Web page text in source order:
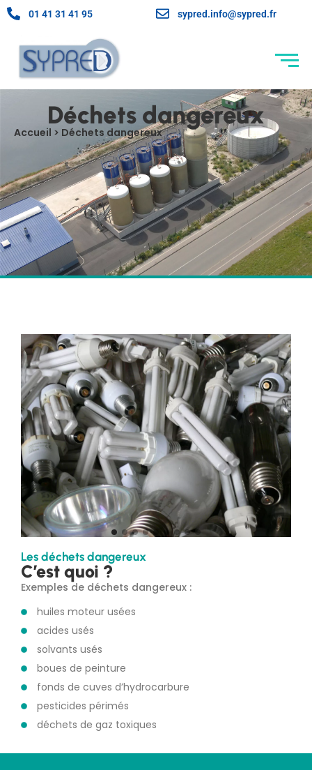
01 41 31 41 95 sypred.info@sypred.fr
Déchets dangereux
Accueil > Déchets dangereux
Les déchets dangereux
C’est quoi ?
Exemples de déchets dangereux :
huiles moteur usées
acides usés
solvants usés
boues de peinture
fonds de cuves d’hydrocarbure
pesticides périmés
déchets de gaz toxiques